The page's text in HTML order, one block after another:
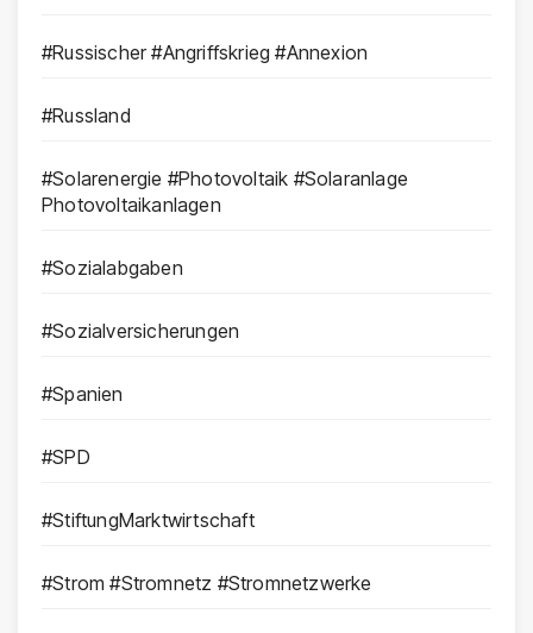
#Russischer #Angriffskrieg #Annexion
#Russland
#Solarenergie #Photovoltaik #Solaranlage
Photovoltaikanlagen
#Sozialabgaben
#Sozialversicherungen
#Spanien
#SPD
#StiftungMarktwirtschaft
#Strom #Stromnetz #Stromnetzwerke